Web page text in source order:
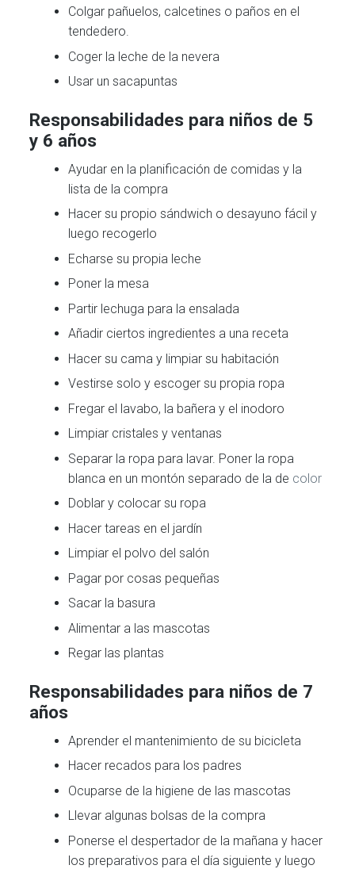
Colgar pañuelos, calcetines o paños en el
tendedero.
Coger la leche de la nevera
Usar un sacapuntas
Responsabilidades para niños de 5
y 6 años
Ayudar en la planificación de comidas y la
lista de la compra
Hacer su propio sándwich o desayuno fácil y
luego recogerlo
Echarse su propia leche
Poner la mesa
Partir lechuga para la ensalada
Añadir ciertos ingredientes a una receta
Hacer su cama y limpiar su habitación
Vestirse solo y escoger su propia ropa
Fregar el lavabo, la bañera y el inodoro
Limpiar cristales y ventanas
Separar la ropa para lavar. Poner la ropa
blanca en un montón separado de la de color
Doblar y colocar su ropa
Hacer tareas en el jardín
Limpiar el polvo del salón
Pagar por cosas pequeñas
Sacar la basura
Alimentar a las mascotas
Regar las plantas
Responsabilidades para niños de 7
años
Aprender el mantenimiento de su bicicleta
Hacer recados para los padres
Ocuparse de la higiene de las mascotas
Llevar algunas bolsas de la compra
Ponerse el despertador de la mañana y hacer
los preparativos para el día siguiente y luego